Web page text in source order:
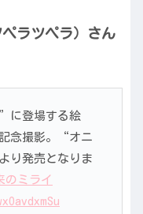
ラツペラ）さん
に登場する絵
念撮影。“オニ
り発売となりま
のミライ